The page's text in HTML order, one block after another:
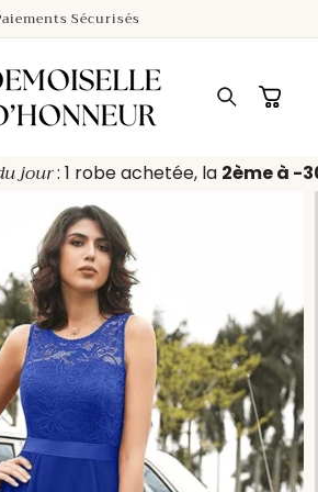
Sécurisés
Panier
jour: 1 robe achetée, la2ème à -